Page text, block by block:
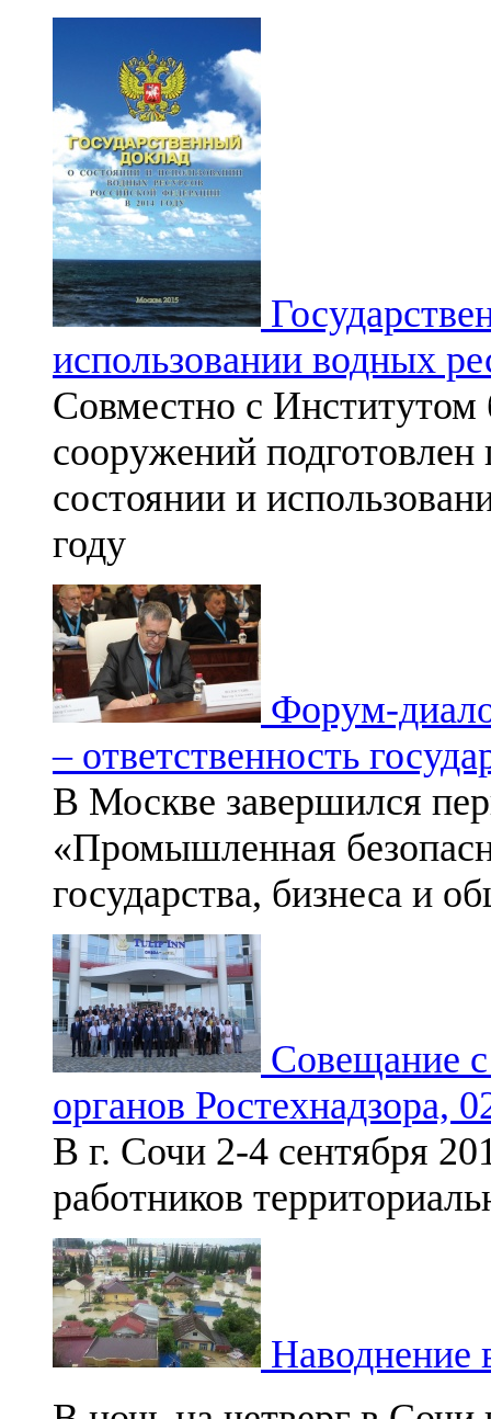
использовании водных
Совместно с Институтом
сооружений подготовлен
состоянии и
году
Форум-
– ответственность
В Москве завершился
«Промышленная
государства, бизнеса и
Совещание
органов Ростехнадзора,
В г. Сочи 2-4 сентября
работников
Наводнение